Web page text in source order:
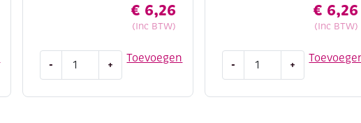
€ 6,26
(Inc BTW)
Toevoegen
-
bouwpakket
+
€ 6,26
(Inc BTW)
-
bouwpakket
+